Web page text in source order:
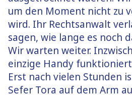
um den Moment nicht zu
wird. Ihr Rechtsanwalt
sagen, wie lange es noch
Wir warten weiter.
einzige Handy
Erst nach vielen Stunden
Sefer Tora auf dem Arm